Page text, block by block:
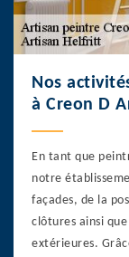
Nos
à Creon D
En tant que
notre
façades, de la
clôtures ainsi
extérieures.